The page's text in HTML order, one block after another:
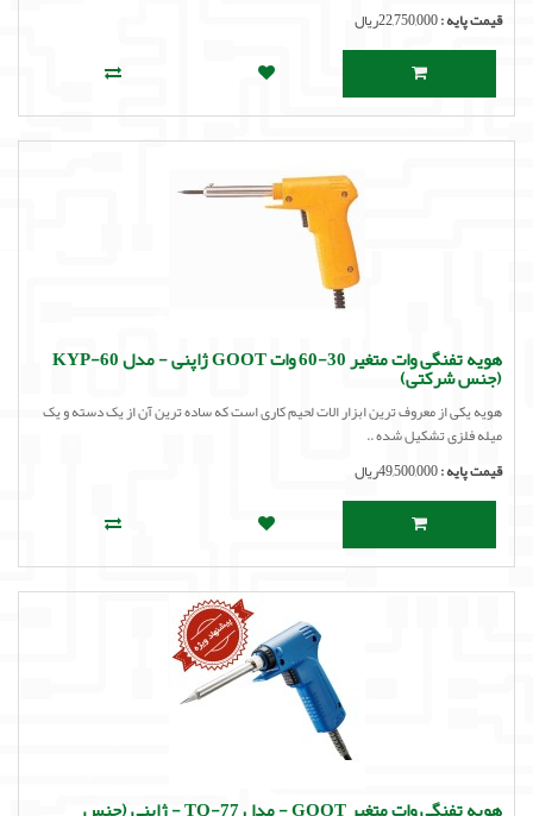
قیمت پایه :22,750,000ریال
هویه تفنگی وات متغیر 30-60 وات GOOT ژاپنی - مدل KYP-60
(جنس شرکتی)
هویه یکی از معروف ترین ابزار الات لحیم کاری است که ساده ترین آن از یک دسته و یک
میله فلزی تشکیل شده ..
قیمت پایه :49,500,000ریال